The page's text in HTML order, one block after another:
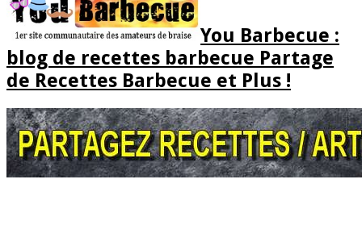
You Barbecue :
blog de recettes barbecue Partage
de Recettes Barbecue et Plus !